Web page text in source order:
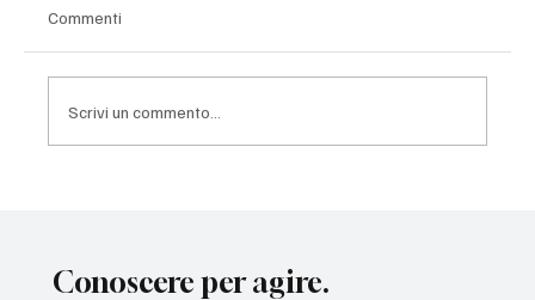
Commenti
Scrivi un commento...
Conoscere per agire.